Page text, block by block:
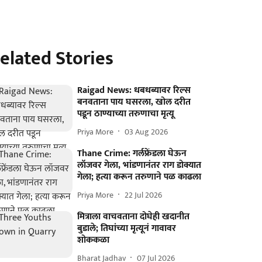
Stories
Raigad News: धबधब्यावर रिल्स
बनवताना पाय घसरला, खोल दरीत
पडून ठाण्याच्या तरुणाचा मृत्यू
Priya More 03 Aug 2026
Thane Crime: गर्लफ्रेंडला घेऊन
लॉजवर गेला, भांडणानंतर राग डोक्यात
गेला; हत्या करून तरुणाने पळ काढला
Priya More 22 Jul 2026
मित्राला वाचवताना दोघेही खदानीत
बुडाले; तिघांच्या मृत्यूनं गावावर
शोककळा
Bharat Jadhav 07 Jul 2026